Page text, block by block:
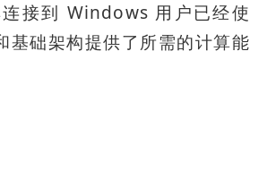
接到 Windows 用户已经使
基础架构提供了所需的计算能